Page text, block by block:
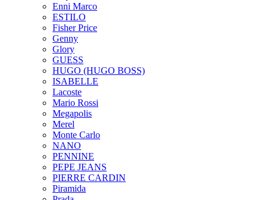
Enni Marco
ESTILO
Fisher Price
Genny
Glory
GUESS
HUGO (HUGO BOSS)
ISABELLE
Lacoste
Mario Rossi
Megapolis
Merel
Monte Carlo
NANO
PENNINE
PEPE JEANS
PIERRE CARDIN
Piramida